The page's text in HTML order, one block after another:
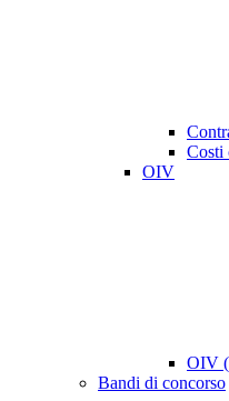
Costi
OIV
OIV
Bandi di concorso